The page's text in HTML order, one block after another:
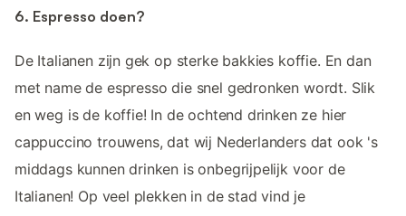
6. Espresso doen?
De Italianen zijn gek op sterke bakkies koffie. En dan
met name de espresso die snel gedronken wordt. Slik
en weg is de koffie! In de ochtend drinken ze hier
cappuccino trouwens, dat wij Nederlanders dat ook 's
middags kunnen drinken is onbegrijpelijk voor de
Italianen! Op veel plekken in de stad vind je